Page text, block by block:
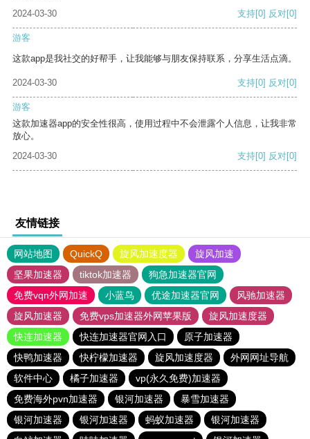
2024-03-30
支持[0] 反对[0]
游客
这款app是我社交的好帮手，让我能够与朋友保持联系，分享生活点滴。
2024-03-30 支持[0] 反对[0]
游客
这款加速器app的安全性很高，使用过程中不会泄露个人信息，让我非常
放心。
2024-03-30
支持[0] 反对[0]
友情链接
网站地图 QuickQ 旋风加速度器
旋风加速
坚果加速器
tiktok加速器
狗急加速器官网
免费vqn外网加速
小蓝鸟 优途加速器官网
风驰加速器
旋风加速器
免费vps加速器外网苹果版
旋风加速度器
快连加速器
快连加速器官网入口
原子加速器
快鸭加速器
快柠檬加速器 旋风加速度器
外网网址导航
软件中心
橘子加速器
vp(永久免费)加速器
免费海外pvn加速器
银河加速器
暴雪加速器
银河加速器
银河加速器 蚂蚁加速器
银河加速器